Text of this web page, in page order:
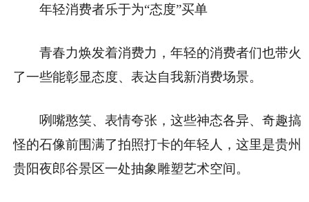
年轻消费者乐于为“态度”买单
青春力焕发着消费力，年轻的消费者们也带火
了一些能彰显态度、表达自我新消费场景。
咧嘴憨笑、表情夸张，这些神态各异、奇趣搞
怪的石像前围满了拍照打卡的年轻人，这里是贵州
贵阳夜郎谷景区一处抽象雕塑艺术空间。